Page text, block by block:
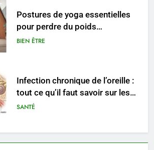
Infection chronique de l’oreille :
tout ce qu’il faut savoir sur les
saignements
SANTÉ
Les secrets révélés pour une
peau éclatante grâce à The
Ordinary
SANTÉ